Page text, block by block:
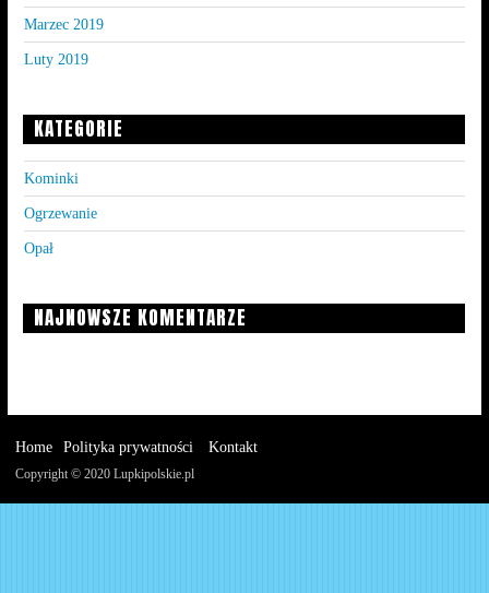
Marzec 2019
Luty 2019
KATEGORIE
Kominki
Ogrzewanie
Opał
NAJNOWSZE KOMENTARZE
Home Polityka prywatności Kontakt
Copyright © 2020 Lupkipolskie.pl